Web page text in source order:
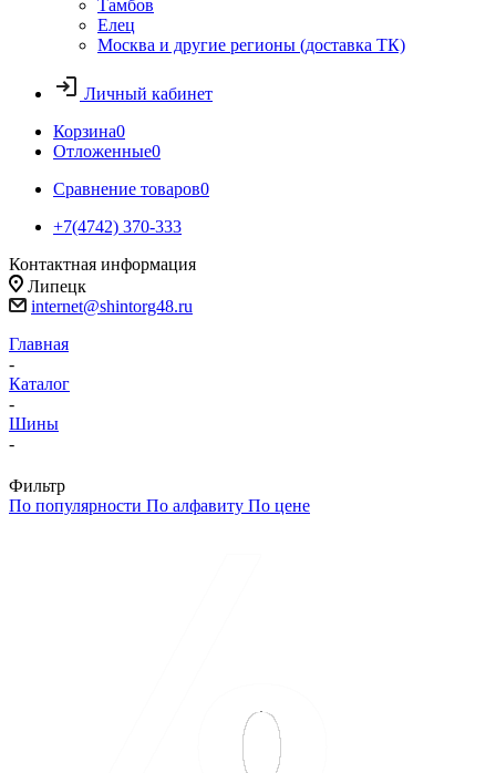
Тамбов
Елец
Москва и другие регионы (доставка ТК)
Личный кабинет
Корзина0
Отложенные0
Сравнение товаров0
+7(4742) 370-333
Контактная информация
Липецк
internet@shintorg48.ru
Главная
-
Каталог
-
Шины
-
Фильтр
По популярности По алфавиту По цене